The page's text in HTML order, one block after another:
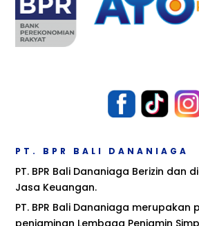
PT. BPR BALI DANANIAGA
PT. BPR Bali Dananiaga Berizin dan
Jasa Keuangan.
PT. BPR Bali Dananiaga merupakan
penjaminan Lembaga Penjamin